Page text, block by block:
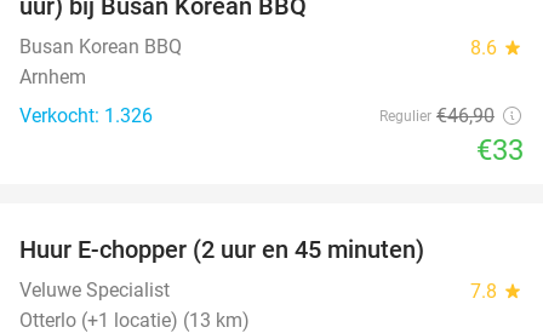
Busan Korean BBQ 8.6 star
Arnhem
Verkocht: 1.326
Regulier €46,90
€33
Huur E-chopper (2 uur en 45 minuten)
Veluwe Specialist 7.8 star
Otterlo (+1 locatie) (13 km)